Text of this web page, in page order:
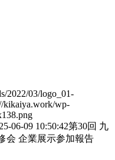
2022/03/logo_01-
kikaiya.work/wp-
06-09 10:50:42第30回 九
会 企業展示参加報告